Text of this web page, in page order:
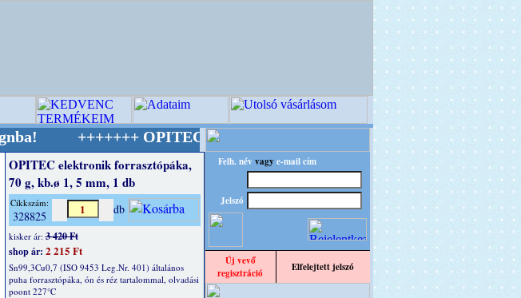
+++++++ OPITEC - A Kreatív Világ Mestere! +++++++ Oldalunkat
OPITEC elektronik forrasztópáka,
70 g, kb.ø 1, 5 mm, 1 db
Cikkszám:
328825 db
kisker ár:3 420 Ft
shop ár: 2 215 Ft
Sn99,3Cu0,7 (ISO 9453 Leg.Nr. 401) általános
puha forrasztópáka, ón és réz tartalommal, olvadási
poont 227°C
Felh. név vagy e-mail cím
Jelszó
Új vevő
regisztráció
Elfelejtett jelszó